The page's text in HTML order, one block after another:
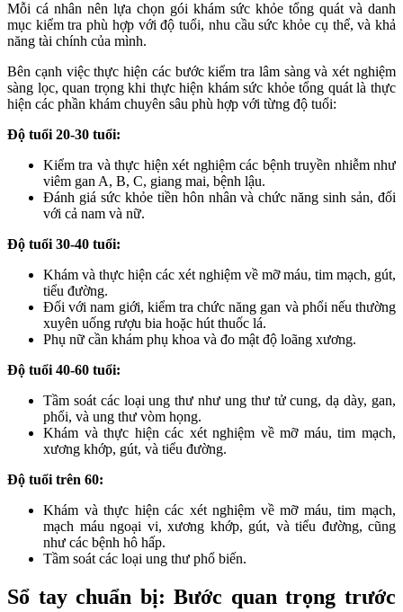
Mỗi cá nhân nên lựa chọn gói khám sức khỏe tổng quát và danh
mục kiểm tra phù hợp với độ tuổi, nhu cầu sức khỏe cụ thể, và khả
năng tài chính của mình.
Bên cạnh việc thực hiện các bước kiểm tra lâm sàng và xét nghiệm
sàng lọc, quan trọng khi thực hiện khám sức khỏe tổng quát là thực
hiện các phần khám chuyên sâu phù hợp với từng độ tuổi:
Độ tuổi 20-30 tuổi:
Kiểm tra và thực hiện xét nghiệm các bệnh truyền nhiễm như
viêm gan A, B, C, giang mai, bệnh lậu.
Đánh giá sức khỏe tiền hôn nhân và chức năng sinh sản, đối
với cả nam và nữ.
Độ tuổi 30-40 tuổi:
Khám và thực hiện các xét nghiệm về mỡ máu, tim mạch, gút,
tiểu đường.
Đối với nam giới, kiểm tra chức năng gan và phổi nếu thường
xuyên uống rượu bia hoặc hút thuốc lá.
Phụ nữ cần khám phụ khoa và đo mật độ loãng xương.
Độ tuổi 40-60 tuổi:
Tầm soát các loại ung thư như ung thư tử cung, dạ dày, gan,
phổi, và ung thư vòm họng.
Khám và thực hiện các xét nghiệm về mỡ máu, tim mạch,
xương khớp, gút, và tiểu đường.
Độ tuổi trên 60:
Khám và thực hiện các xét nghiệm về mỡ máu, tim mạch,
mạch máu ngoại vi, xương khớp, gút, và tiểu đường, cũng
như các bệnh hô hấp.
Tầm soát các loại ung thư phổ biến.
Sổ tay chuẩn bị: Bước quan trọng trước